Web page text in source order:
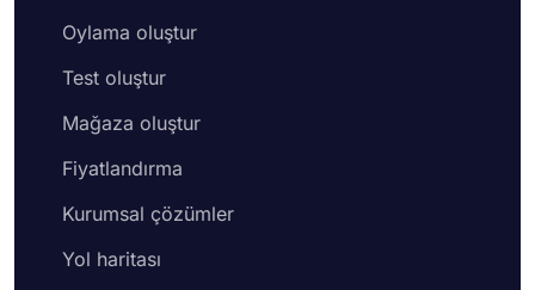
Oylama oluştur
Test oluştur
Mağaza oluştur
Fiyatlandırma
Kurumsal çözümler
Yol haritası